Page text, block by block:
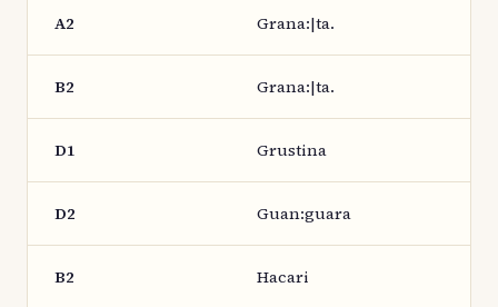
A2 Grana:|ta.
B2 Grana:|ta.
D1 Grustina
D2 Guan:guara
B2 Hacari